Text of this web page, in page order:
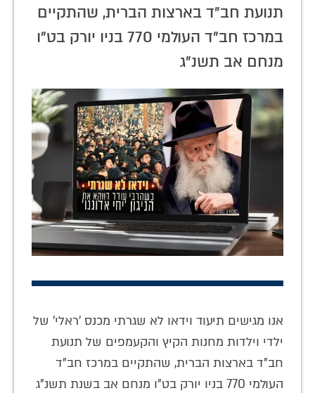
תנועת חב"ד בארצות הברית, שהתקיים
במרכז חב"ד העולמי 770 בניו יורק בט"ו
מנחם אב תשנ"ג
אנו מגישים תיעוד וידאו לא שגרתי מכנס 'ראלי' של
ילדי וילדות מחנות הקיץ והקעמפים של תנועת
חב"ד בארצות הברית, שהתקיים במרכז חב"ד
העולמי 770 בניו יורק בט"ו מנחם אב בשנת תשנ"ג